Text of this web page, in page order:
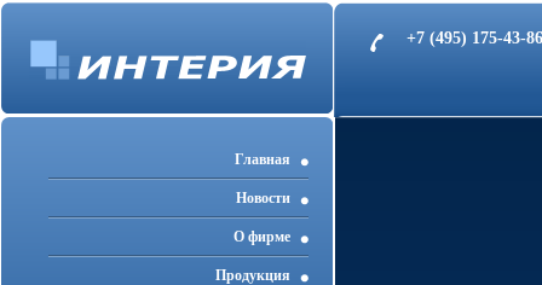
+7 (495) 175-43-
Главная
Новости
О фирме
Продукция